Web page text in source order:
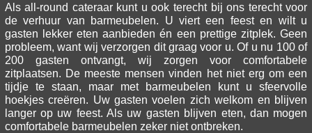
Als all-round cateraar kunt u ook terecht bij ons terecht voor
de verhuur van barmeubelen. U viert een feest en wilt u
gasten lekker eten aanbieden én een prettige zitplek. Geen
probleem, want wij verzorgen dit graag voor u. Of u nu 100 of
200 gasten ontvangt, wij zorgen voor comfortabele
zitplaatsen. De meeste mensen vinden het niet erg om een
tijdje te staan, maar met barmeubelen kunt u sfeervolle
hoekjes creëren. Uw gasten voelen zich welkom en blijven
langer op uw feest. Als uw gasten blijven eten, dan mogen
comfortabele barmeubelen zeker niet ontbreken.